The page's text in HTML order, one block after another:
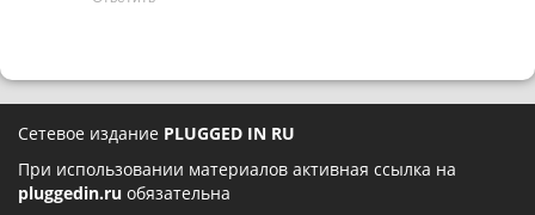
Сетевое издание PLUGGED IN RU
При использовании материалов активная ссылка на
pluggedin.ru обязательна